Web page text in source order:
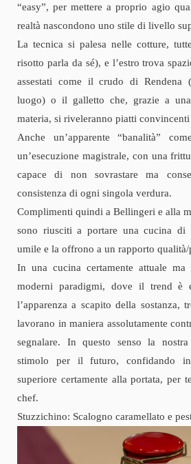
“easy”, per mettere a proprio agio
realtà nascondono uno stile di livello
La tecnica si palesa nelle cotture,
risotto parla da sé), e l’estro trova
assestati come il crudo di Rendena
luogo) o il galletto che, grazie a
materia, si riveleranno piatti convincenti
Anche un’apparente “banalità”
un’esecuzione magistrale, con una
capace di non sovrastare ma
consistenza di ogni singola verdura.
Complimenti quindi a Bellingeri e alla
sono riusciti a portare una cucina di
umile e la offrono a un rapporto
In una cucina certamente attuale
moderni paradigmi, dove il trend è
l’apparenza a scapito della sostanza,
lavorano in maniera assolutamente
segnalare. In questo senso la
stimolo per il futuro, confidando
superiore certamente alla portata, per
chef.
Stuzzichino: Scalogno caramellato e